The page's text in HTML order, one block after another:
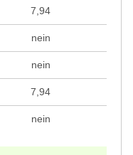
7,94
nein
nein
7,94
nein